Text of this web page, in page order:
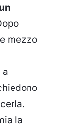
mezzo
a
la